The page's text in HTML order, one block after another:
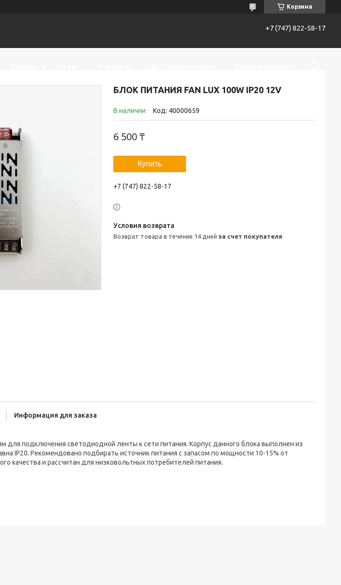
Корзина
+7 (747) 822-58-17
БЛОК ПИТАНИЯ FAN LUX 100W IP20 12V
В наличии Код: 40000659
6 500 ₸
Купить
+7 (747) 822-58-17
возврат товара в течение 14 дней за счет покупателя
Информация для заказа
для подключения светодиодной ленты к сети питания. Корпус данного блока выполнен из
IP20. Рекомендовано подбирать источник питания с запасом по мощности 10-15% от
качества и рассчитан для низковольтных потребителей питания.